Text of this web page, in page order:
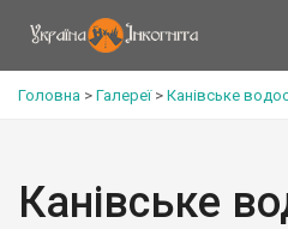
Головна > Галереї> Канівське
Канівське